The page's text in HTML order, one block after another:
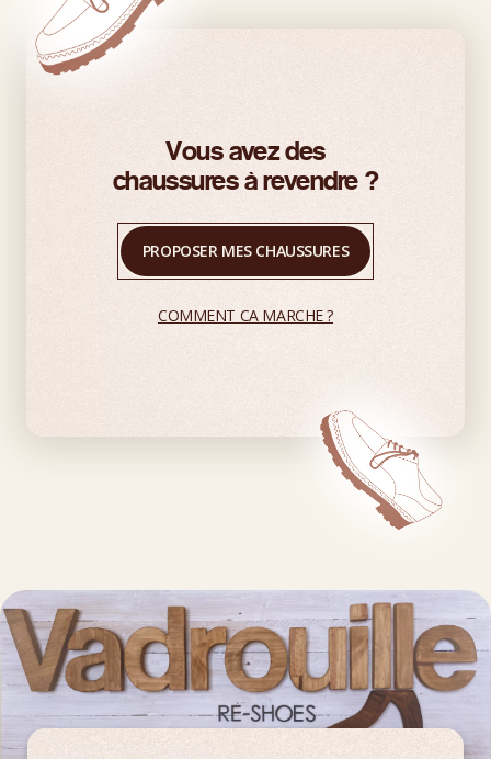
Vous avez des
chaussures à revendre ?
PROPOSER MES CHAUSSURES
COMMENT CA MARCHE ?